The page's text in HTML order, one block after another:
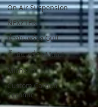
On Air Suspension
NEXZTER
น้ำมันเครื่อง Gulf
น้ำมันเครื่อง Motul
Michelin
Custom Carbon
Ceramic